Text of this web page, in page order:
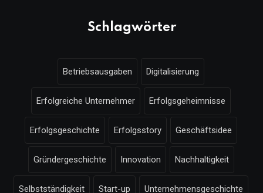
Schlagwörter
Betriebsausgaben Digitalisierung
Erfolgreiche Unternehmer Erfolgsgeheimnisse
Erfolgsgeschichte Erfolgsstory Geschäftsidee
Gründergeschichte Innovation Nachhaltigkeit
Selbstständigkeit Start-up Unternehmensgeschichte